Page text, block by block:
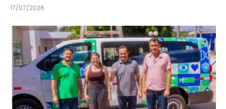
17/07/2026